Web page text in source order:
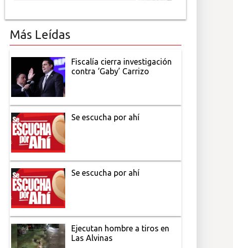
Más Leídas
Fiscalía cierra investigación
contra ‘Gaby’ Carrizo
Se escucha por ahí
Se escucha por ahí
Ejecutan hombre a tiros en
Las Alvinas